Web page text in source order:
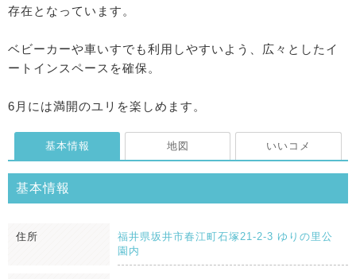
存在となっています。
ベビーカーや車いすでも利用しやすいよう、広々としたイ
ートインスペースを確保。
6月には満開のユリを楽しめます。
基本情報 地図 いいコメ
基本情報
住所
福井県坂井市春江町石塚21-2-3 ゆりの里公
園内